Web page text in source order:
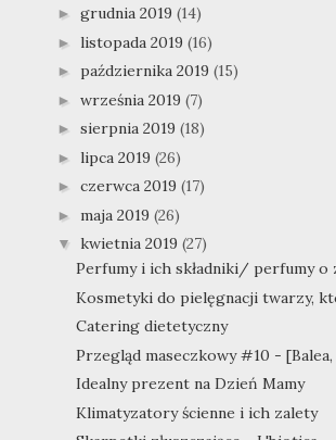
► grudnia 2019 (14)
► listopada 2019 (16)
► października 2019 (15)
► września 2019 (7)
► sierpnia 2019 (18)
► lipca 2019 (26)
► czerwca 2019 (17)
► maja 2019 (26)
▼ kwietnia 2019 (27)
Perfumy i ich składniki/ perfumy o
Kosmetyki do pielęgnacji twarzy,
Catering dietetyczny
Przegląd maseczkowy #10 - [Balea,
Idealny prezent na Dzień Mamy
Klimatyzatory ścienne i ich zalety